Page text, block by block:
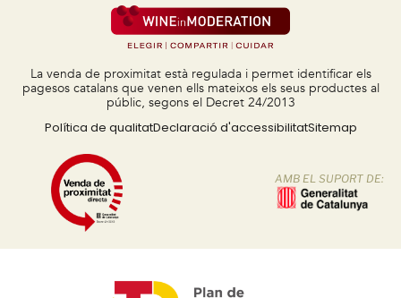
La venda de proximitat està regulada i permet identificar els
pagesos catalans que venen ells mateixos els seus productes al
públic, segons el Decret 24/2013
Política de qualitatDeclaració d'accessibilitatSitemap
AMB EL SUPORT DE: